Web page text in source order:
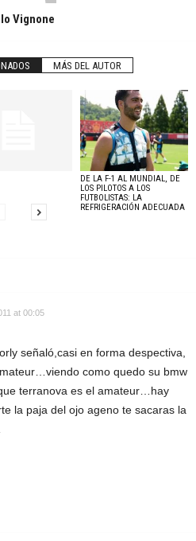
Vignone
MÁS DEL AUTOR
DE LA F-1 AL MUNDIAL, DE
LOS PILOTOS A LOS
FUTBOLISTAS: LA
REFRIGERACIÓN ADECUADA
at 00:05
señaló,casi en forma despectiva,
como quedo su bmw
terranova es el amateur…hay
la paja del ojo ageno te sacaras la